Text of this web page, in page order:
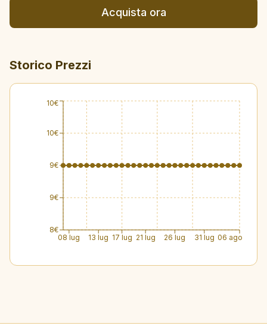
Acquista ora
Storico Prezzi
08 lug 13 lug 17 lug 21 lug 26 lug 31 lug 06 ago
8€
9€
9€
10€
10€